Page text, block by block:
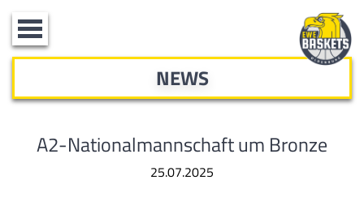
Toggle
navigation
NEWS
A2-Nationalmannschaft um Bronze
25.07.2025